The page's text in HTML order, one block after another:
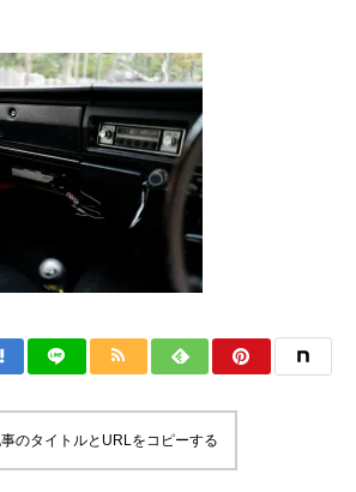
ドイツ車
GERMANY
のタイトルとURLをコピーする